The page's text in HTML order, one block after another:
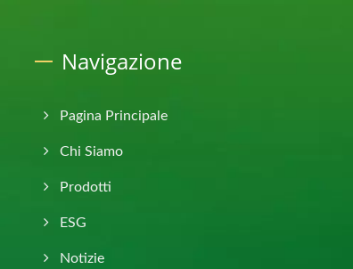
Navigazione
Pagina Principale
Chi Siamo
Prodotti
ESG
Notizie